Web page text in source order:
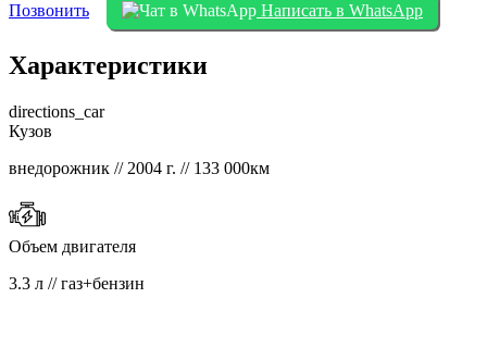
Позвонить Написать в WhatsApp
Характеристики
directions_car
Кузов
внедорожник // 2004 г. // 133 000км
Объем двигателя
3.3 л // газ+бензин